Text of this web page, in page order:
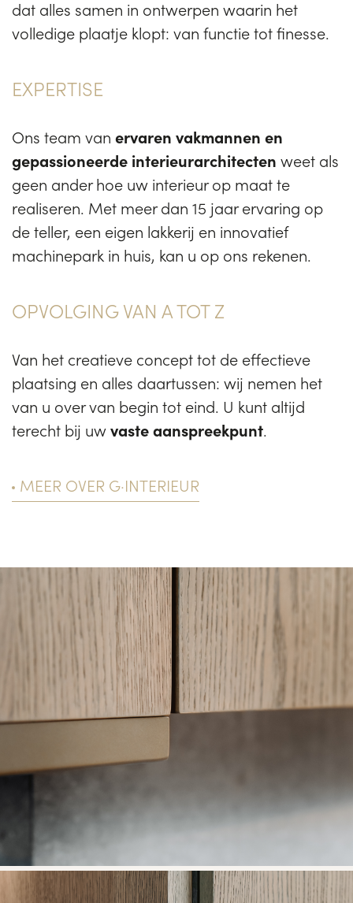
dat alles samen in ontwerpen waarin het
volledige plaatje klopt: van functie tot finesse.
EXPERTISE
Ons team van ervaren vakmannen en
gepassioneerde interieurarchitecten weet als
geen ander hoe uw interieur op maat te
realiseren. Met meer dan 15 jaar ervaring op
de teller, een eigen lakkerij en innovatief
machinepark in huis, kan u op ons rekenen.
OPVOLGING VAN A TOT Z
Van het creatieve concept tot de effectieve
plaatsing en alles daartussen: wij nemen het
van u over van begin tot eind. U kunt altijd
terecht bij uw vaste aanspreekpunt.
MEER OVER G·INTERIEUR